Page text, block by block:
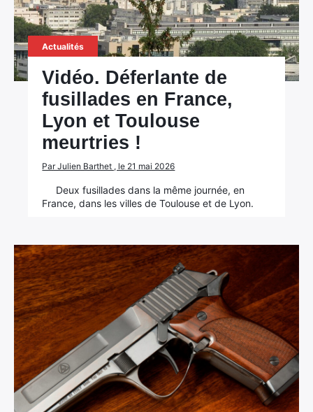
Actualités
Vidéo. Déferlante de
fusillades en France,
Lyon et Toulouse
meurtries !
Par Julien Barthet , le 21 mai 2026
Deux fusillades dans la même journée, en
France, dans les villes de Toulouse et de Lyon.